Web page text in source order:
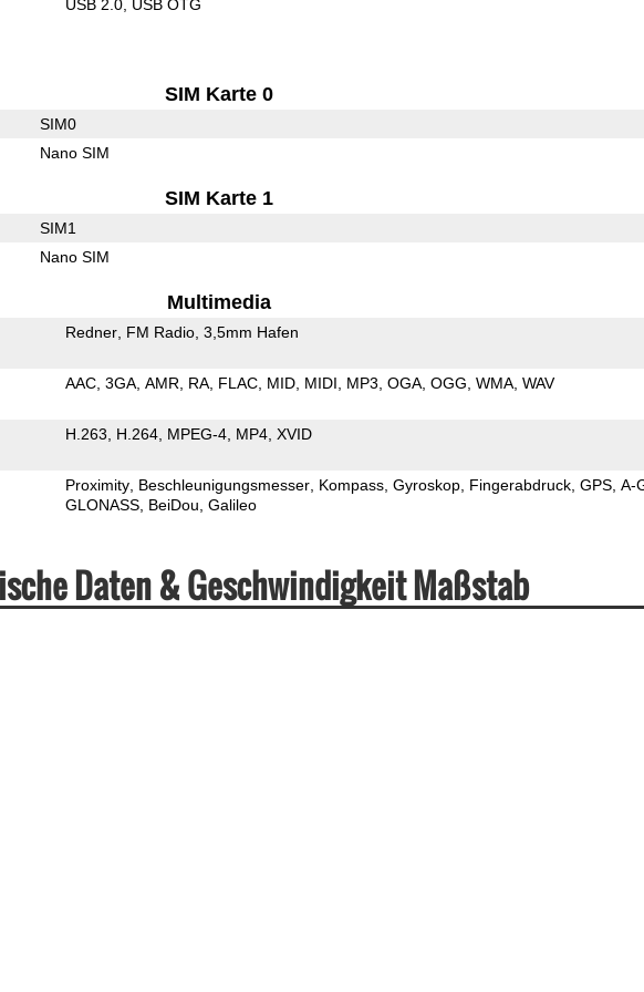
USB 2.0 USB OTG
SIM Karte 0
SIM0
Nano SIM
SIM Karte 1
SIM1
Nano SIM
Multimedia
Redner FM Radio 3,5mm Hafen
AAC 3GA AMR RA FLAC MID MIDI MP3 OGA OGG WMA WAV
H.263 H.264 MPEG-4 MP4 XVID
Proximity Beschleunigungsmesser Kompass Gyroskop Fingerabdruck GPS A-
GLONASS BeiDou Galileo
Daten & Geschwindigkeit Maßstab